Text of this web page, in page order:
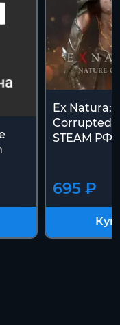
Ex Natura:
Corrupted
STEAM
695 ₽